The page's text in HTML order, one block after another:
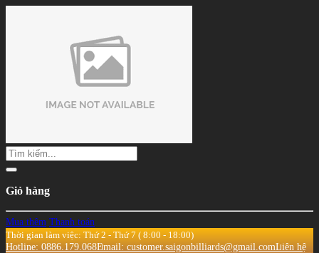
Giỏ hàng
Mua thêm Thanh toán
Thời gian làm việc: Thứ 2 - Thứ 7 ( 8:00 - 18:00)
Hotline: 0886.179.068Email: customer.saigonbilliards@gmail.comLiên hệ